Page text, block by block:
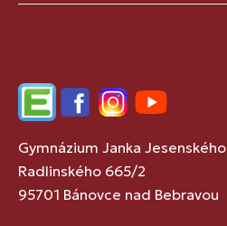
EdupageFacebookInstagram
YouTube
Gymnázium Janka Jesenského
Radlinského 665/2
95701 Bánovce nad Bebravou